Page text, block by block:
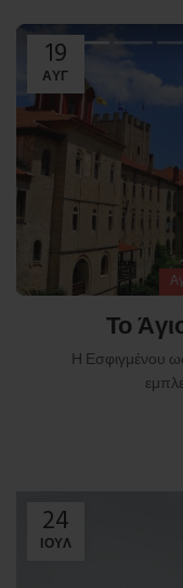
19
ΑΥΓ
Το
Η Εσφιγμένου
24
ΙΟΎΛ